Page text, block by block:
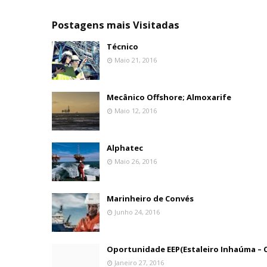
Postagens mais Visitadas
Técnico
Maio 21, 2016
Mecânico Offshore; Almoxarife
Maio 12, 2016
Alphatec
Maio 26, 2016
Marinheiro de Convés
Junho 24, 2016
Oportunidade EEP(Estaleiro Inhaúma –
Janeiro 27, 2016